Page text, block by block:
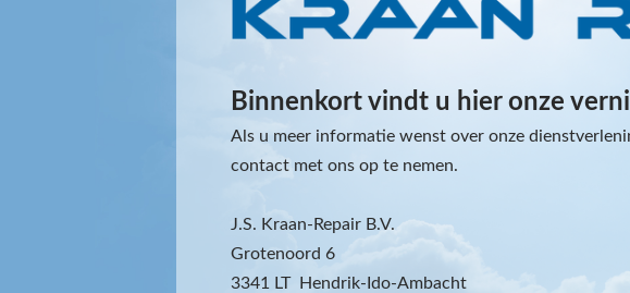
Binnenkort vindt u hier onze
Als u meer informatie wenst over onze
contact met ons op te nemen.
J.S. Kraan-Repair B.V.
Grotenoord 6
3341 LT Hendrik-Ido-Ambacht